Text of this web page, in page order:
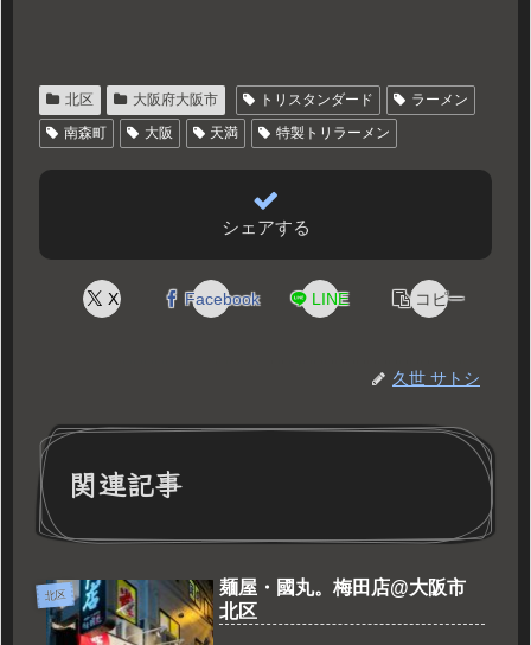
北区 大阪府大阪市 トリスタンダード
ラーメン
南森町
大阪 天満 特製トリラーメン
シェアする
X Facebook LINE コピー
久世 サトシ
関連記事
北区
麺屋・國丸。梅田店@大阪市
北区